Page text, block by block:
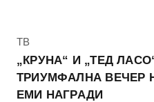
КАтегорија
ТВ
„КРУНА“ И „ТЕД
ТРИУМФАЛНА ВЕЧЕР
ЕМИ НАГРАДИ